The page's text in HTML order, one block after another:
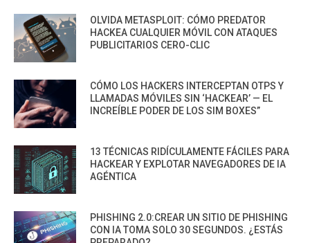
OLVIDA METASPLOIT: CÓMO PREDATOR
HACKEA CUALQUIER MÓVIL CON ATAQUES
PUBLICITARIOS CERO-CLIC
CÓMO LOS HACKERS INTERCEPTAN OTPS Y
LLAMADAS MÓVILES SIN ‘HACKEAR’ — EL
INCREÍBLE PODER DE LOS SIM BOXES”
13 TÉCNICAS RIDÍCULAMENTE FÁCILES PARA
HACKEAR Y EXPLOTAR NAVEGADORES DE IA
AGÉNTICA
PHISHING 2.0:CREAR UN SITIO DE PHISHING
CON IA TOMA SOLO 30 SEGUNDOS. ¿ESTÁS